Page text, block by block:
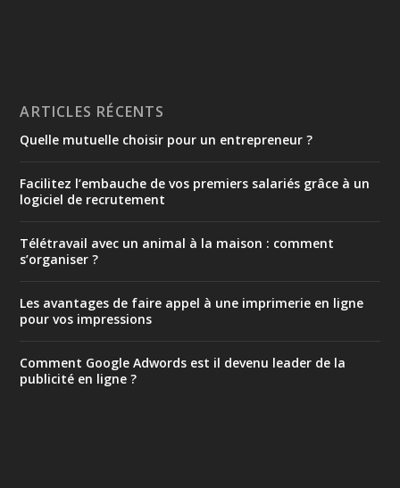
ARTICLES RÉCENTS
Quelle mutuelle choisir pour un entrepreneur ?
Facilitez l’embauche de vos premiers salariés grâce à un
logiciel de recrutement
Télétravail avec un animal à la maison : comment
s’organiser ?
Les avantages de faire appel à une imprimerie en ligne
pour vos impressions
Comment Google Adwords est il devenu leader de la
publicité en ligne ?